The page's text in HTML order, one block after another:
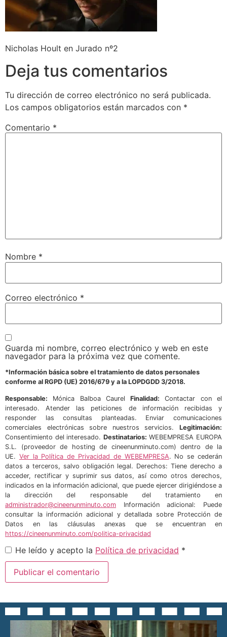
Nicholas Hoult en Jurado nº2
Deja tus comentarios
Tu dirección de correo electrónico no será publicada.
Los campos obligatorios están marcados con *
Comentario *
Nombre *
Correo electrónico *
Guarda mi nombre, correo electrónico y web en este
navegador para la próxima vez que comente.
*Información básica sobre el tratamiento de datos personales
conforme al RGPD (UE) 2016/679 y a la LOPDGDD 3/2018.
Responsable: Mónica Balboa CaurelFinalidad: Contactar con el
interesado. Atender las peticiones de información recibidas y
responder las consultas planteadas. Enviar comunicaciones
comerciales electrónicas sobre nuestros servicios. Legitimación:
Consentimiento del interesado. Destinatarios: WEBEMPRESA EUROPA
S.L. (proveedor de hosting de cineenunminuto.com) dentro de la
UE. Ver la Política de Privacidad de WEBEMPRESA. No se cederán
datos a terceros, salvo obligación legal. Derechos: Tiene derecho a
acceder, rectificar y suprimir sus datos, así como otros derechos,
indicados en la información adicional, que puede ejercer dirigiéndose a
la dirección del responsable del tratamiento en
administrador@cineenunminuto.com Información adicional: Puede
consultar la información adicional y detallada sobre Protección de
Datos en las cláusulas anexas que se encuentran en
https://cineenunminuto.com/politica-privacidad
He leído y acepto la Política de privacidad *